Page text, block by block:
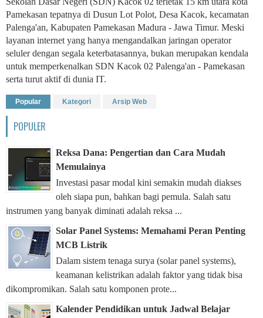
Pamekasan tepatnya di Dusun Lot Polot, Desa Kacok, kecamatan
Palenga'an, Kabupaten Pamekasan Madura - Jawa Timur. Meski
layanan internet yang hanya mengandalkan jaringan operator
seluler dengan segala keterbatasannya, bukan merupakan kendala
untuk memperkenalkan SDN Kacok 02 Palenga'an - Pamekasan
serta turut aktif di dunia IT.
Popular Kategori Arsip Web
POPULER
Reksa Dana: Pengertian dan Cara Mudah
Memulainya
Investasi pasar modal kini semakin mudah diakses
oleh siapa pun, bahkan bagi pemula. Salah satu
instrumen yang banyak diminati adalah reksa ...
Solar Panel Systems: Memahami Peran Penting
MCB Listrik
Dalam sistem tenaga surya (solar panel systems),
keamanan kelistrikan adalah faktor yang tidak bisa
dikompromikan. Salah satu komponen prote...
Kalender Pendidikan untuk Jadwal Belajar